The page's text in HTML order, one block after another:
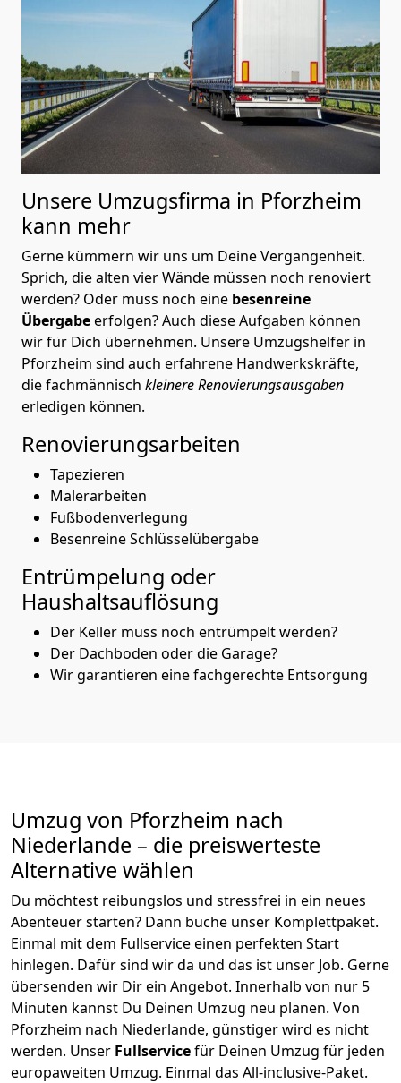
Unsere Umzugsfirma in Pforzheim
kann mehr
Gerne kümmern wir uns um Deine Vergangenheit.
Sprich, die alten vier Wände müssen noch renoviert
werden? Oder muss noch eine besenreine
Übergabeerfolgen? Auch diese Aufgaben können
wir für Dich übernehmen. Unsere Umzugshelfer in
Pforzheim sind auch erfahrene Handwerkskräfte,
die fachmännisch kleinere Renovierungsausgaben
erledigen können.
Renovierungsarbeiten
Tapezieren
Malerarbeiten
Fußbodenverlegung
Besenreine Schlüsselübergabe
Entrümpelung oder
Haushaltsauflösung
Der Keller muss noch entrümpelt werden?
Der Dachboden oder die Garage?
Wir garantieren eine fachgerechte Entsorgung
Umzug von Pforzheim nach
Niederlande – die preiswerteste
Alternative wählen
Du möchtest reibungslos und stressfrei in ein neues
Abenteuer starten? Dann buche unser Komplettpaket.
Einmal mit dem Fullservice einen perfekten Start
hinlegen. Dafür sind wir da und das ist unser Job. Gerne
übersenden wir Dir ein Angebot. Innerhalb von nur 5
Minuten kannst Du Deinen Umzug neu planen. Von
Pforzheim nach Niederlande, günstiger wird es nicht
werden. Unser Fullservicefür Deinen Umzug für jeden
europaweiten Umzug. Einmal das All-inclusive-Paket.